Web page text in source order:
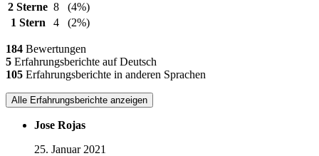
2 Sterne 8
(4%)
1 Stern
4 (2%)
184 Bewertungen
5 Erfahrungsberichte auf Deutsch
105 Erfahrungsberichte in anderen Sprachen
Alle Erfahrungsberichte anzeigen
Jose Rojas
25. Januar 2021